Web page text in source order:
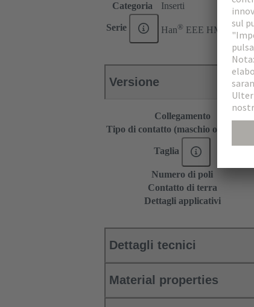
Categoria Inserti
Serie Han® EEE HMC
Versione
Collegamento
Tipo di contatto (maschio o femmina)
Taglia
Numero di poli
Contatto di terra
Dettagli applicativi
Dettagli tecnici
Material properties